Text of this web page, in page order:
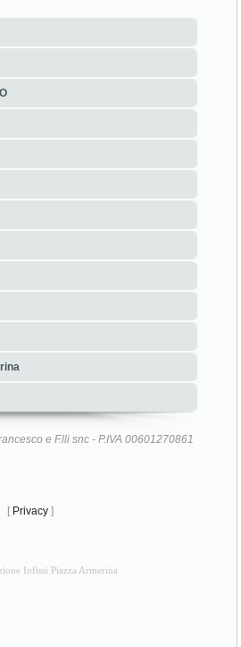
e F.lli snc - P.IVA 00601270861